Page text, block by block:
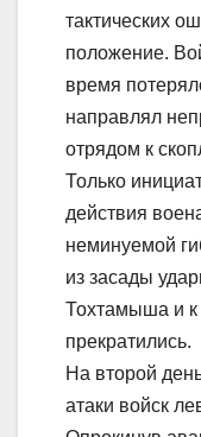
тактических
положение.
время
направлял
отрядом к
Только
действия
неминуемой
из засады
Тохтамыша и к
прекратились.
На второй
атаки войск